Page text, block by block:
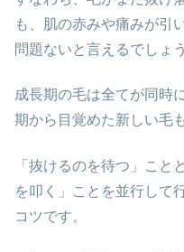
も、肌の赤みや痛みが引
問題ないと言えるでしょう
成長期の毛は全てが同時
期から目覚めた新しい毛
「抜けるのを待つ」こと
を叩く」ことを並行して
コツです。